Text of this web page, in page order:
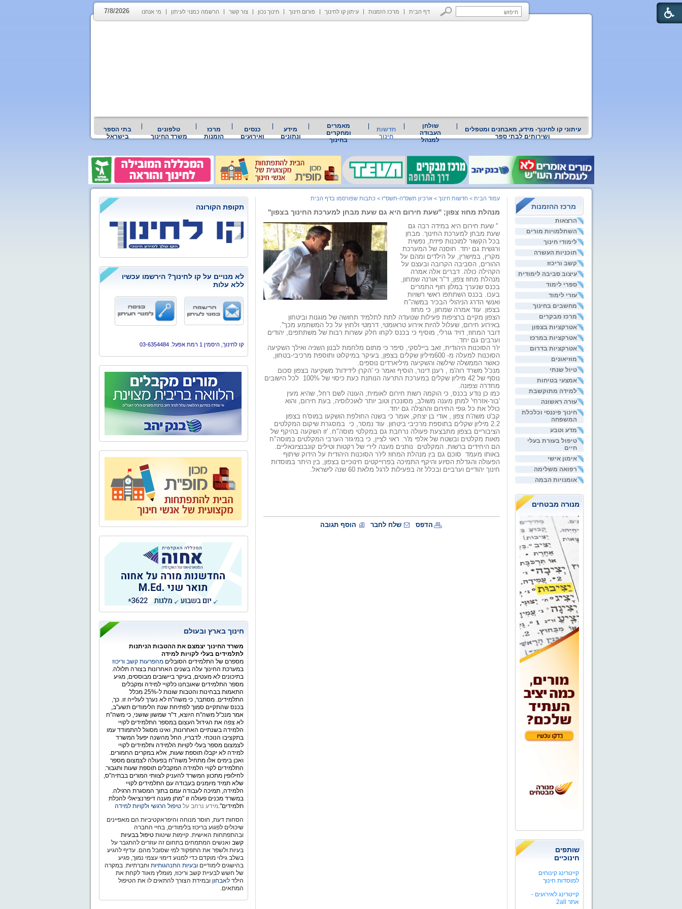
דף הבית מרכז הזמנות עיתון קו לחינוך פורום חינוך חינוך נכון צור קשר הרשמה כמנוי לעיתון מי אנחנו 7/8/2026
עיתוני קו לחינוך- מידע, מאבחנים ומטפלים
ושירותים לבתי ספר
שולחן
העבודה
למנהל
חדשות
חינוך
מאמרים
ומחקרים
בחינוך
מידע
ונתונים
כנסים
ואירועים
מרכז
הזמנות
טלפונים
משרד החינוך
בתי הספר
בישראל
מרכז ההזמנות
הרצאות
השתלמויות מורים
לימודי חינוך
תוכניות העשרה
קשב וריכוז
עיצוב סביבה לימודית
ספרי לימוד
עזרי לימוד
מחשבים בחינוך
מרכז מבקרים
אטרקציות בצפון
אטרקציות במרכז
אטרקציות בדרום
מוזיאונים
טיול שנתי
אמצעי בטיחות
למידה מתוקשבת
עזרה ראשונה
חינוך פיננסי וכלכלת
המשפחה
מדע וטבע
טיפול בעזרת בעלי
חיים
אימון אישי
רפואה משלימה
אומנויות הבמה
מנורה מבטחים
שותפים
חינוכיים
קייטרינג קינוחים
למוסדות חינוך
קייטרינג לאירועים -
אתר 2all
עמוד הבית > חדשות חינוך > ארכיון תשס"ה-תשס"ז > כתבות שפורסמו בדף הבית
מנהלת מחוז צפון; ''שעת חירום היא גם שעת מבחן למערכת החינוך בצפון''
'' שעת חירום היא במידה רבה גם
שעת מבחן למערכת החינוך. מבחן
בכל הקשור למוכנות פיזית, נפשית
ורגשית גם יחד. חוסנה של המערכת
מקרין, במישרין, על הילדים ומהם על
ההורים, הסביבה הקרובה ובעצם על
הקהילה כולה. דברים אלה אמרה
מנהלת מחוז צפון, ד"ר אורנה שמחון,
בכנס שנערך במלון חוף התמרים
בעכו. בכנס השתתפו ראשי רשויות
ואנשי הדרג הניהולי הבכיר במשה"ח
בצפון. עוד אמרה שמחון, כי מחוז
הצפון מקיים ברציפות פעילות שנועדה לתת לתלמיד תחושה של מוגנות וביטחון
באירוע חירום, שעלול להיות אירוע טראומטי, דרמטי ולחוץ על כל המשתמע מכך''.
דובר המחוז, דויד גורלי, מוסיף כי בכנס לקחו חלק עשרות רבות של משתתפים, יהודים
וערבים גם יחד.
יו'ר הסוכנות היהודית, זאב ביילסקי, סיפר כי מתום מלחמת לבנון השניה ואילך השקיעה
הסוכנות למעלה מ- 600מיליון שקלים בצפון, בעיקר במיקלוט ותוספת מרכיבי-בטחון,
כאשר הממשלה שילשה והשקיעה מיליארדים נוספים.
מנכ'ל משרד רוה'מ , רענן דינור, הוסיף ואמר כי 'הקרן לידידות' משקיעה בצפון סכום
נוסף של 42 מיליון שקלים במערכת התרעה הנותנת כעת כיסוי של 100% לכל הישובים
מחדרה וצפונה.
כמו כן נודע בכנס, כי הוקמה רשות חירום לאומית, העונה לשם רחל, שהיא מעין
'בור-אזרחי' למתן מענה משולב, מסונכרן וטוב יותר לאוכלוסיה, בעת חירום, והוא
כולל את כל גופי החירום וההצלה גם יחד.
קב'ט משה'ח צפון , אודי בן יצחק, אומר כי בשנה החולפת הושקעו במוס'ח בצפון
2.2 מיליון שקלים בתוספת מרכיבי ביטחון. עוד נמסר, כי במסגרת שיקום המקלטים
הציבוריים בצפון מתבצעת פעולה נרחבת גם במקלטי מוסה"ח. 'זו השקעה בהיקף של
מאות מקלטים ובשטח של אלפי מ'ר. ראוי לציין, כי במיגזר הערבי המקלטים במוסה"ח
הם היחידים ברשות. המקלטים נותנים מענה לירי של רקטות וטילים קונבנציונאליים.
באותו מעמד סוכם גם בין מנהלת המחוז ליו'ר הסוכנות היהודית על הידוק שיתוף
הפעולה והגדלת הסיוע והיקף התמיכה בפרוייקטים חינוכיים בצפון, בין היתר במוסדות
חינוך יהודיים וערביים ובכלל זה בפעילות לרגל מלאת 60 שנה לישראל.
הדפס שלח לחבר הוסף תגובה
תקופת הקורונה
לא מנויים על קו לחינוך? הירשמו עכשיו
ללא עלות
קו לחינוך, היסמין 1 רמת אפעל. 03-6354484
חינוך בארץ ובעולם
משרד החינוך יצמצם את ההטבות הניתנות
לתלמידים בעלי לקויות למידה
מספרם של התלמידים הסובלים מהפרעות קשב וריכוז
במערכת החינוך עלה בשנים האחרונות בצורה תלולה.
בתיכונים לא מעטים, בעיקר ביישובים מבוססים, מגיע
מספר התלמידים שאובחנו כלקויי למידה ומקבלים
התאמות בבחינות והטבות שונות ל-25% מכלל
התלמידים. מסתבר, כי משה"ח לא נערך לעלייה זו. כך,
בכנס שהתקיים סמוך לפתיחת שנת הלימודים תשע"ב,
אמר מנכ"ל משה"ח היוצא, ד"ר שמשון שושני, כי משה"ח
לא צפה את הגידול העצום במספר התלמידים לקויי
הלמידה בשנתיים האחרונות, ואינו מסוגל להתמודד עמו
בתקציבו הנוכחי. לדבריו, החל מהשנה יפעל המשרד
לצמצום מספר בעלי לקויות הלמידה ותלמידים לקויי
למידה לא יקבלו תוספת שעות, אלא במקרים החמורים.
ואכן בימים אלו מתחיל משה"ח בפעולה לצמצום מספר
התלמידים לקויי הלמידה המקבלים תוספת שעות ותגבור.
לחילופין מתכוון המשרד להעניק לצוותי המורים בבתיה"ס,
שלא תמיד מיומנים בעבודה עם התלמידים לקויי
הלמידה, תמיכה לעבודה עמם בתוך המסגרת הרגילה.
במשרד מכנים פעולה זו "מתן מענה דיפרנציאלי להכלת
תלמידים".מידע נרחב עלטיפול הרגשי ולקויות למידה
הסחות דעת, חוסר מנוחה והיפראקטיביות הם מאפיינים
שיכולים לפגוע בריכוז בלימודים, בחיי החברה
ובהתפתחות האישית. קיימות שיטותטיפול בבעיות
קשב ואנשים המתמחים בתחום זה עוזרים להתגבר על
בעיות ולשפר את התפקוד למי שסובל מהם. עדיף להגיע
בשלב גילוי מוקדם כדי למנוע דימוי עצמי נמוך, פגיע
בהישגים לימודייםובעיות התנהגותיות וחברתיות. במקרה
של חשש לבעיית קשב וריכוז, מומלץ מאוד לקחת את
הילדלאבחון ובמידת הצורך להתאים לו את הטיפול
המתאים.